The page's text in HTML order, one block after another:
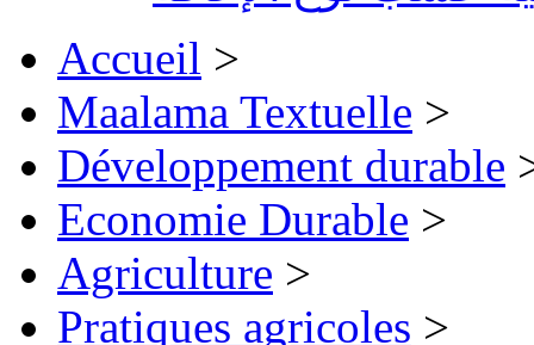
Accueil >
Maalama Textuelle >
Développement durable
Economie Durable >
Agriculture >
Pratiques agricoles >